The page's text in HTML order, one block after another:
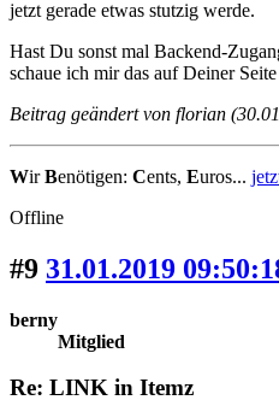
jetzt gerade etwas stutzig werde.
Hast Du sonst mal Backend-
schaue ich mir das auf Deiner
Beitrag geändert von florian
WirBenötigen: Cents, Euros...
Offline
#9 31.01.2019
berny
Mitglied
Re: LINK in Itemz